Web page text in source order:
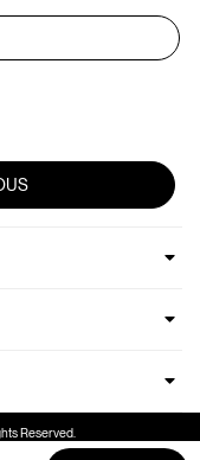
Reserved.